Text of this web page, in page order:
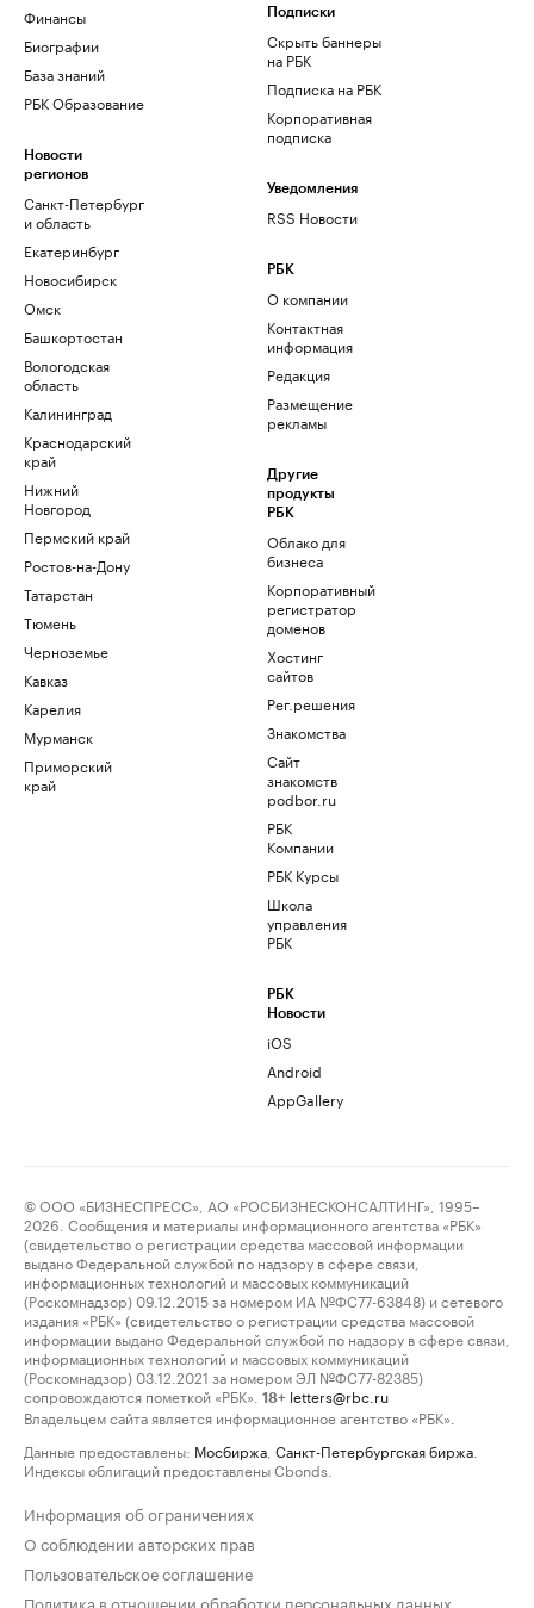
Финансы
Биографии
База знаний
РБК Образование
Новости
регионов
Санкт-Петербург
и область
Екатеринбург
Новосибирск
Омск
Башкортостан
Вологодская
область
Калининград
Краснодарский
край
Нижний
Новгород
Пермский край
Ростов-на-Дону
Татарстан
Тюмень
Черноземье
Кавказ
Карелия
Мурманск
Приморский
край
Подписки
Скрыть баннеры
на РБК
Подписка на РБК
Корпоративная
подписка
Уведомления
RSS Новости
РБК
О компании
Контактная
информация
Редакция
Размещение
рекламы
Другие
продукты
РБК
Облако для
бизнеса
Корпоративный
регистратор
доменов
Хостинг
сайтов
Рег.решения
Знакомства
Сайт
знакомств
podbor.ru
РБК
Компании
РБК Курсы
Школа
управления
РБК
РБК
Новости
iOS
Android
AppGallery
© ООО «БИЗНЕСПРЕСС», АО «РОСБИЗНЕСКОНСАЛТИНГ», 1995–
2026. Сообщения и материалы информационного агентства «РБК»
(свидетельство о регистрации средства массовой информации
выдано Федеральной службой по надзору в сфере связи,
информационных технологий и массовых коммуникаций
(Роскомнадзор) 09.12.2015 за номером ИА №ФС77-63848) и сетевого
издания «РБК» (свидетельство о регистрации средства массовой
информации выдано Федеральной службой по надзору в сфере связи,
информационных технологий и массовых коммуникаций
(Роскомнадзор) 03.12.2021 за номером ЭЛ №ФС77-82385)
сопровождаются пометкой «РБК».
18+ letters@rbc.ru
Владельцем сайта является информационное агентство «РБК».
Данные предоставлены: Мосбиржа Санкт-Петербургская биржа
Индексы облигаций предоставлены Cbonds.
Информация об ограничениях
О соблюдении авторских прав
Пользовательское соглашение
Политика в отношении обработки персональных данных